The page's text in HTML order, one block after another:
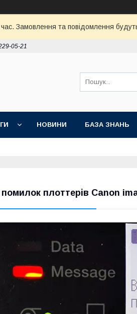
час. Замовлення та повідомлення
05-21
НОВИНИ БАЗА ЗНАНЬ
плоттерів Canon